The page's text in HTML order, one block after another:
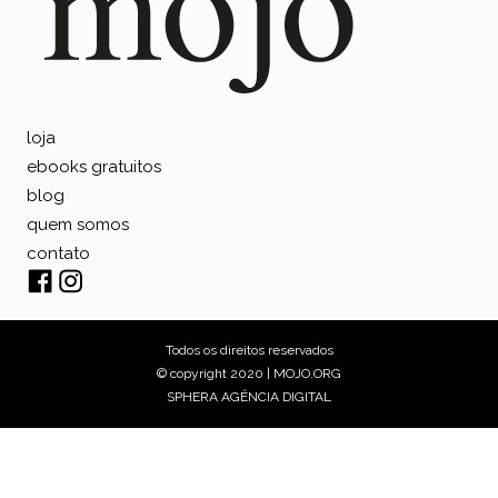
loja
ebooks gratuitos
blog
quem somos
contato
Todos os direitos reservados
© copyright 2020 | MOJO.ORG
SPHERA AGÊNCIA DIGITAL